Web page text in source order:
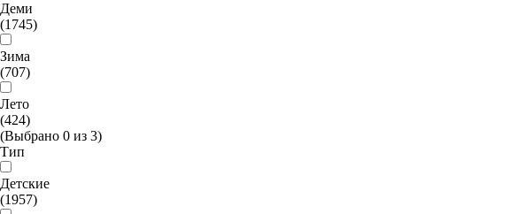
Деми
(1745)
Зима
(707)
Лето
(424)
(Выбрано 0 из 3)
Тип
Детские
(1957)